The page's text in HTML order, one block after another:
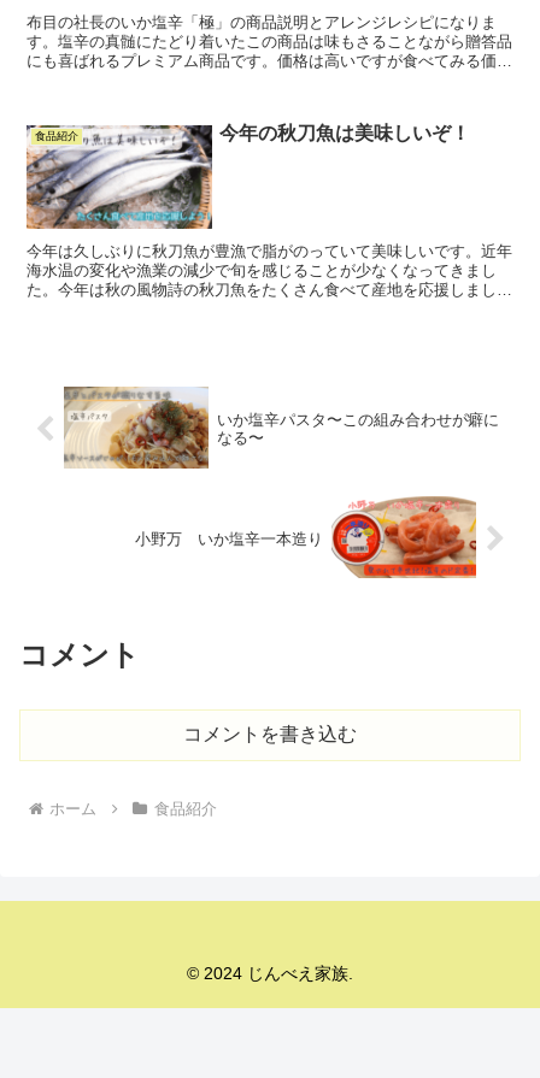
布目の社長のいか塩辛「極」の商品説明とアレンジレシピになりま
す。塩辛の真髄にたどり着いたこの商品は味もさることながら贈答品
にも喜ばれるプレミアム商品です。価格は高いですが食べてみる価値
食品紹介 今年の秋刀魚は美味しいぞ！
今年は久しぶりに秋刀魚が豊漁で脂がのっていて美味しいです。近年
海水温の変化や漁業の減少で旬を感じることが少なくなってきまし
た。今年は秋の風物詩の秋刀魚をたくさん食べて産地を応援しましょ
いか塩辛パスタ〜この組み合わせが癖に
なる〜
小野万 いか塩辛一本造り
コメント
コメントを書き込む
ホーム 食品紹介
© 2024 じんべえ家族.